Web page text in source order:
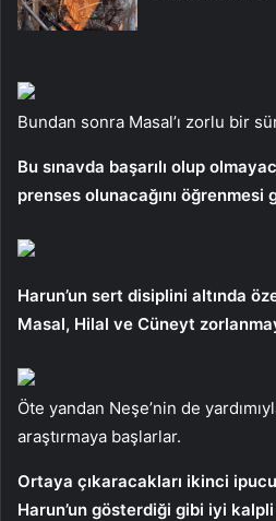
Bundan sonra Masal’ı zorlu bir
Bu sınavda başarılı olup
prenses olunacağını öğrenmesi
Harun’un sert disiplini altında
Masal, Hilal ve Cüneyt
Öte yandan Neşe’nin de
araştırmaya başlarlar.
Ortaya çıkaracakları ikinci
Harun’un gösterdiği gibi iyi